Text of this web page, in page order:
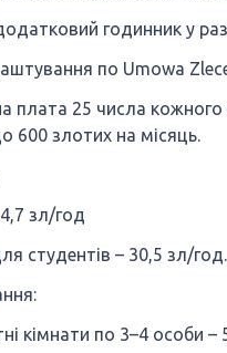
годинник у
по Umowa
плата 25 числа
600 злотих на місяць.
зл/год
студентів – 30,5 зл/год.
кімнати по 3–4 особи –